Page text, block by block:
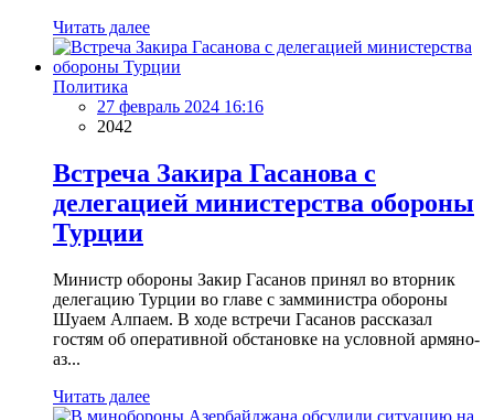
Читать далее
Политика
27 февраль 2024 16:16
2042
Встреча Закира Гасанова с
делегацией министерства обороны
Турции
Министр обороны Закир Гасанов принял во вторник
делегацию Турции во главе с замминистра обороны
Шуаем Алпаем. В ходе встречи Гасанов рассказал
гостям об оперативной обстановке на условной армяно-
аз...
Читать далее